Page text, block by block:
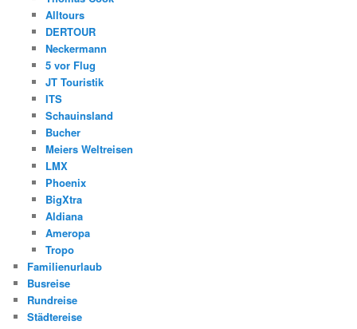
Alltours
DERTOUR
Neckermann
5 vor Flug
JT Touristik
ITS
Schauinsland
Bucher
Meiers Weltreisen
LMX
Phoenix
BigXtra
Aldiana
Ameropa
Tropo
Familienurlaub
Busreise
Rundreise
Städtereise